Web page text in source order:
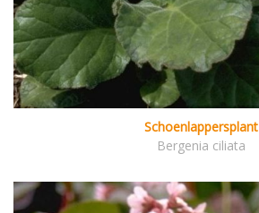
Schoenlappersplant
Bergenia ciliata